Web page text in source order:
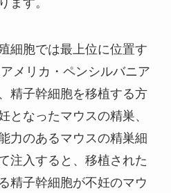
細胞では最上位に位置す
メリカ・ペンシルバニア
精子幹細胞を移植する方
となったマウスの精巣、
力のあるマウスの精巣細
注入すると、移植された
精子幹細胞が不妊のマウ